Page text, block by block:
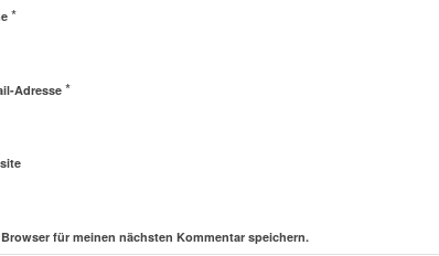
*
Adresse*
für meinen nächsten Kommentar speichern.